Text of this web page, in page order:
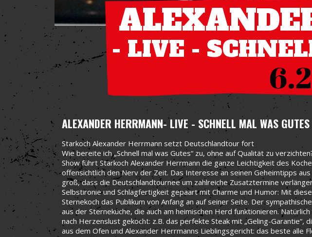
- LIVE -
ALEXANDER HERRMANN- LIVE - SCHNELL MAL WAS GUTES
Starkoch Alexander Herrmann setzt Deutschlandtour fort
Wie bereite ich „Schnell mal was Gutes“ zu, ohne auf Qualität zu
Show führt Starkoch Alexander Herrmann die ganze Leichtigkeit des
offensichtlich den Nerv der Zeit. Das Interesse an seinen Geheimtipps
groß, dass die Deutschlandtournee um zahlreiche Zusatztermine
Selbstironie und Schlagfertigkeit gepaart mit Charme und Humor: Mit
Sternekoch das Publikum von Anfang an auf seiner Seite. Der
aus der Sterneküche, die auch am heimischen Herd funktionieren.
nach Herzenslust gekocht: z.B. das perfekte Steak mit „Geling-Garantie“,
aus dem Ofen und Alexander Herrmanns Lieblingsgericht: das beste alle